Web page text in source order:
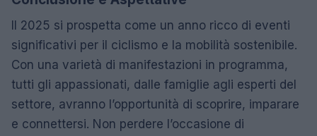
Il 2025 si prospetta come un anno ricco di eventi
significativi per il ciclismo e la mobilità sostenibile.
Con una varietà di manifestazioni in programma,
tutti gli appassionati, dalle famiglie agli esperti del
settore, avranno l’opportunità di scoprire, imparare
e connettersi. Non perdere l’occasione di